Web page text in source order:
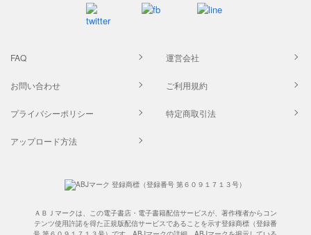
FAQ 運営会社
お問い合わせ ご利用規約
プライバシーポリシー 特定商取引法
アップロード方法
ＡＢＪマークは、この電子書店・電子書籍配信サービスが、著作権者からコン
テンツ使用許諾を得た正規版配信サービスであることを示す登録商標（登録番